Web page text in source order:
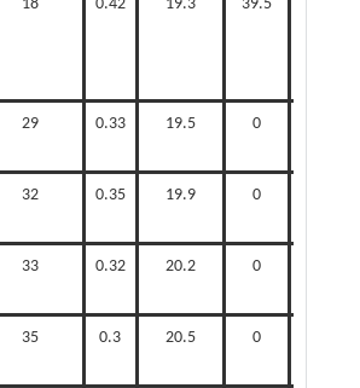
18 0.42 19.3 39.5
29 0.33 19.5 0
32 0.35 19.9 0
33 0.32 20.2 0
35 0.3 20.5 0